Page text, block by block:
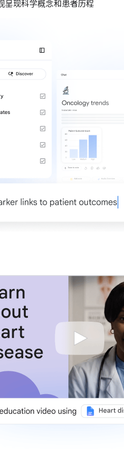
呈现科学概念和患者历程